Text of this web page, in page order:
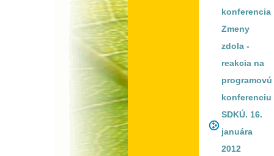
konferencia
Zmeny
zdola -
reakcia na
programovú
konferenciu
SDKÚ. 16.
januára
2012